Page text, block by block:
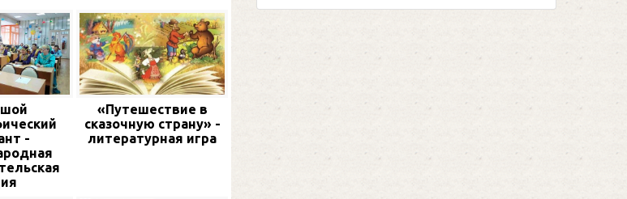
-
«Путешествие в
сказочную страну» -
литературная игра